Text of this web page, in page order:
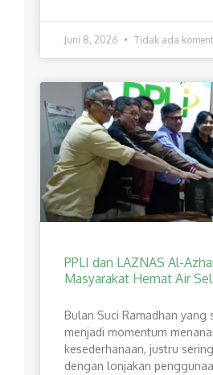
Juni 8, 2026 Tidak ada
PPLI dan LAZNAS Al-
Masyarakat Hemat Air
Bulan Suci Ramadhan yang
menjadi momentum
kesederhanaan, justru
dengan lonjakan